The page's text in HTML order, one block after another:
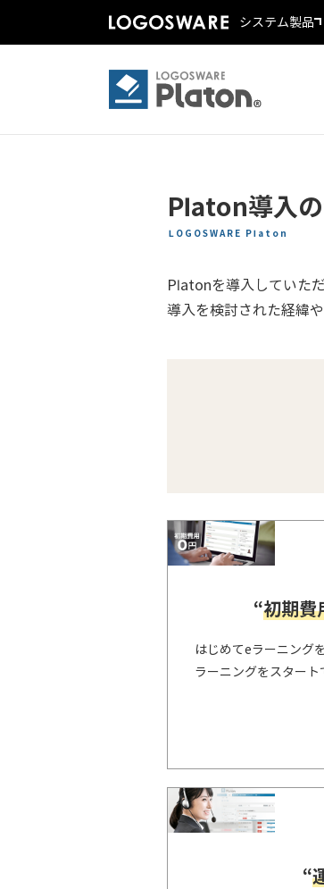
システム製品
Platon導入
LOGOSWARE Platon
Platonを導入していた
導入を検討された経緯
“初期費
はじめてeラーニング
ラーニングをスタート
“